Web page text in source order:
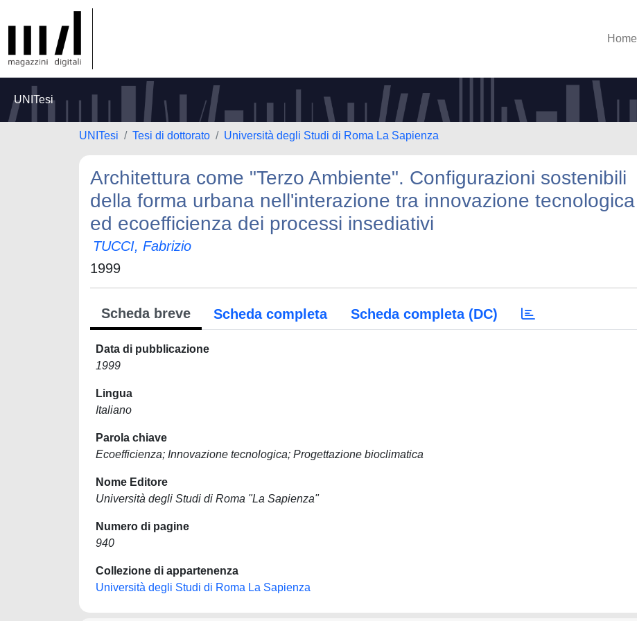
Home
UNITesi
UNITesi Tesi di dottorato Università degli Studi di Roma La Sapienza
Architettura come "Terzo Ambiente". Configurazioni sostenibili
della forma urbana nell'interazione tra innovazione tecnologica
ed ecoefficienza dei processi insediativi
TUCCI, Fabrizio
1999
Scheda breve Scheda completa Scheda completa (DC)
Data di pubblicazione
1999
Lingua
Italiano
Parola chiave
Ecoefficienza; Innovazione tecnologica; Progettazione bioclimatica
Nome Editore
Università degli Studi di Roma "La Sapienza"
Numero di pagine
940
Collezione di appartenenza
Università degli Studi di Roma La Sapienza